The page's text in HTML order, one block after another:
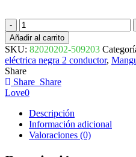
CABLE
RV-
K
0,6
1KV
2x2,5mm2
BARRYFLEX
82020202-
509203
MIGUELEZ
cantidad
Añadir al carrito
SKU: 82020202-509203
eléctrica negra 2 conductor,
Share
Share Share
Love0
Descripción
Información adicional
Valoraciones (0)